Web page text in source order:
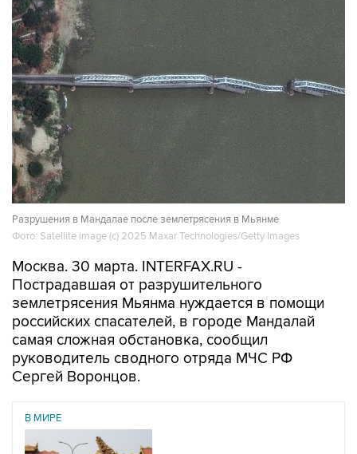
Разрушения в Мандалае после землетрясения в Мьянме
Фото: Satellite image (c) 2025 Maxar Technologies/Getty Images
Москва. 30 марта. INTERFAX.RU -
Пострадавшая от разрушительного
землетрясения Мьянма нуждается в помощи
российских спасателей, в городе Мандалай
самая сложная обстановка, сообщил
руководитель сводного отряда МЧС РФ
Сергей Воронцов.
В МИРЕ